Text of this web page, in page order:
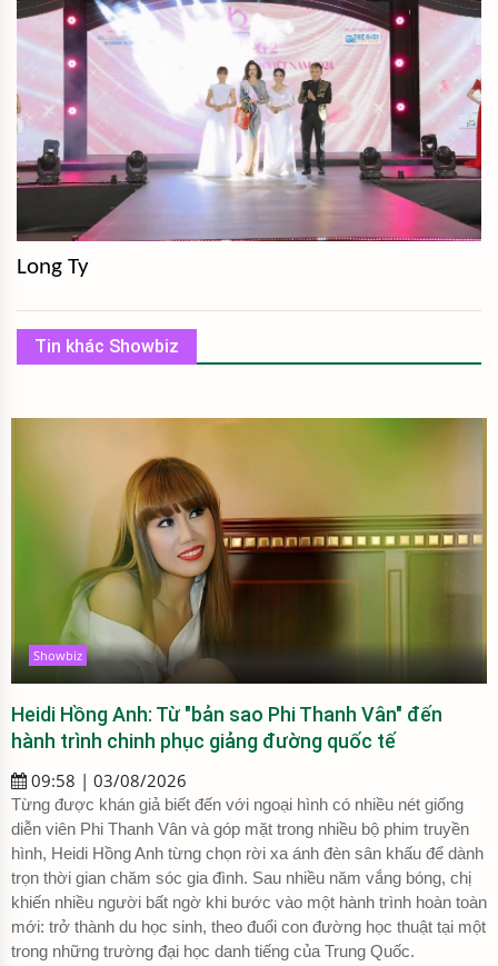
Long Ty
Tin khác Showbiz
Showbiz
Heidi Hồng Anh: Từ "bản sao Phi Thanh Vân" đến
hành trình chinh phục giảng đường quốc tế
09:58 | 03/08/2026
Từng được khán giả biết đến với ngoại hình có nhiều nét giống
diễn viên Phi Thanh Vân và góp mặt trong nhiều bộ phim truyền
hình, Heidi Hồng Anh từng chọn rời xa ánh đèn sân khấu để dành
trọn thời gian chăm sóc gia đình. Sau nhiều năm vắng bóng, chị
khiến nhiều người bất ngờ khi bước vào một hành trình hoàn toàn
mới: trở thành du học sinh, theo đuổi con đường học thuật tại một
trong những trường đại học danh tiếng của Trung Quốc.